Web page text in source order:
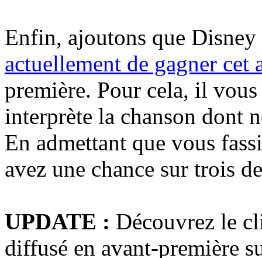
Enfin, ajoutons que
actuellement de gagner cet
première. Pour cela, il
interprète la chanson dont
En admettant que vous
avez une chance sur trois
UPDATE : Découvrez le
diffusé en avant-première